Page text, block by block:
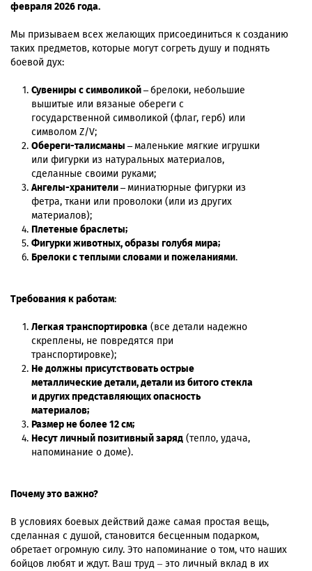
февраля 2026 года.
Мы призываем всех желающих присоединиться к созданию
таких предметов, которые могут согреть душу и поднять
боевой дух:
Сувениры с символикой –брелоки, небольшие
вышитые или вязаные обереги с
государственной символикой (флаг, герб) или
символом Z/V;
Обереги-талисманы –маленькие мягкие игрушки
или фигурки из натуральных материалов,
сделанные своими руками;
Ангелы-хранители –миниатюрные фигурки из
фетра, ткани или проволоки (или из других
материалов);
Плетеные браслеты;
Фигурки животных, образы голубя мира;
Брелоки с теплыми словами и пожеланиями.
Требования к работам:
Легкая транспортировка (все детали надежно
скреплены, не повредятся при
транспортировке);
Не должны присутствовать острые
металлические детали, детали из битого стекла
и других представляющих опасность
материалов;
Размер не более 12 см;
Несут личный позитивный заряд (тепло, удача,
напоминание о доме).
Почему это важно?
В условиях боевых действий даже самая простая вещь,
сделанная с душой, становится бесценным подарком,
обретает огромную силу. Это напоминание о том, что наших
бойцов любят и ждут. Ваш труд – это личный вклад в их